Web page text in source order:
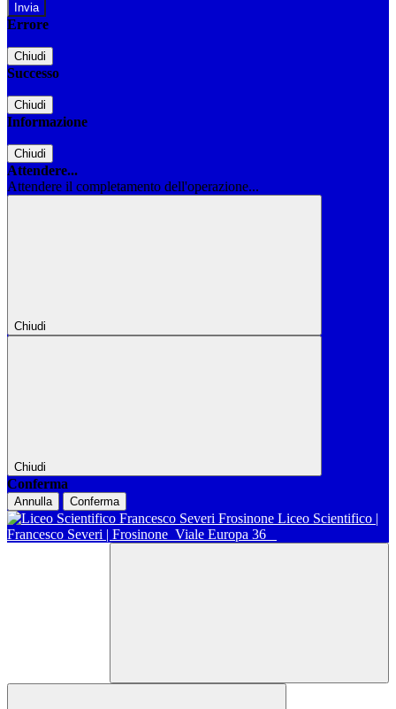
Errore
Chiudi
Successo
Chiudi
Informazione
Chiudi
Attendere...
Attendere il completamento dell'operazione...
Chiudi
Chiudi
Conferma
Annulla Conferma
Liceo Scientifico |
Francesco Severi | Frosinone Viale Europa 36